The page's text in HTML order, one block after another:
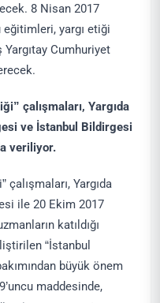
8 Nisan 2017
eğitimleri, yargı etiği
Cumhuriyet
çalışmaları, Yargıda
ve İstanbul Bildirgesi
veriliyor.
çalışmaları, Yargıda
ile 20 Ekim 2017
katıldığı
“İstanbul
büyük önem
maddesinde,